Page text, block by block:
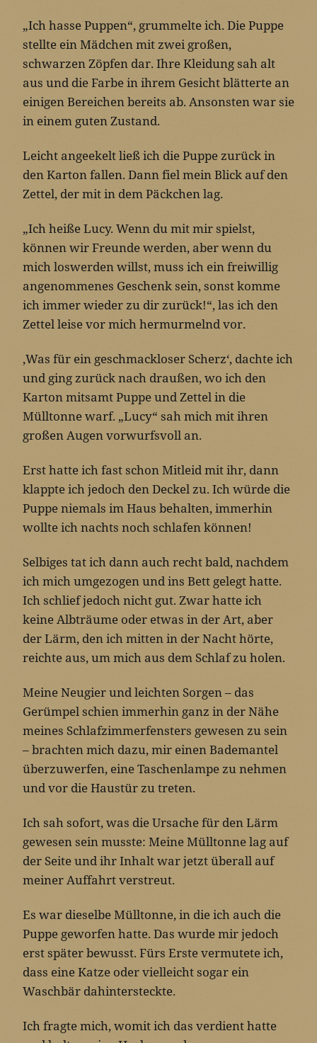
„Ich hasse Puppen“, grummelte ich. Die Puppe
stellte ein Mädchen mit zwei großen,
schwarzen Zöpfen dar. Ihre Kleidung sah alt
aus und die Farbe in ihrem Gesicht blätterte an
einigen Bereichen bereits ab. Ansonsten war sie
in einem guten Zustand.
Leicht angeekelt ließ ich die Puppe zurück in
den Karton fallen. Dann fiel mein Blick auf den
Zettel, der mit in dem Päckchen lag.
„Ich heiße Lucy. Wenn du mit mir spielst,
können wir Freunde werden, aber wenn du
mich loswerden willst, muss ich ein freiwillig
angenommenes Geschenk sein, sonst komme
ich immer wieder zu dir zurück!“, las ich den
Zettel leise vor mich hermurmelnd vor.
‚Was für ein geschmackloser Scherz‘, dachte ich
und ging zurück nach draußen, wo ich den
Karton mitsamt Puppe und Zettel in die
Mülltonne warf. „Lucy“ sah mich mit ihren
großen Augen vorwurfsvoll an.
Erst hatte ich fast schon Mitleid mit ihr, dann
klappte ich jedoch den Deckel zu. Ich würde die
Puppe niemals im Haus behalten, immerhin
wollte ich nachts noch schlafen können!
Selbiges tat ich dann auch recht bald, nachdem
ich mich umgezogen und ins Bett gelegt hatte.
Ich schlief jedoch nicht gut. Zwar hatte ich
keine Albträume oder etwas in der Art, aber
der Lärm, den ich mitten in der Nacht hörte,
reichte aus, um mich aus dem Schlaf zu holen.
Meine Neugier und leichten Sorgen – das
Gerümpel schien immerhin ganz in der Nähe
meines Schlafzimmerfensters gewesen zu sein
– brachten mich dazu, mir einen Bademantel
überzuwerfen, eine Taschenlampe zu nehmen
und vor die Haustür zu treten.
Ich sah sofort, was die Ursache für den Lärm
gewesen sein musste: Meine Mülltonne lag auf
der Seite und ihr Inhalt war jetzt überall auf
meiner Auffahrt verstreut.
Es war dieselbe Mülltonne, in die ich auch die
Puppe geworfen hatte. Das wurde mir jedoch
erst später bewusst. Fürs Erste vermutete ich,
dass eine Katze oder vielleicht sogar ein
Waschbär dahintersteckte.
Ich fragte mich, womit ich das verdient hatte